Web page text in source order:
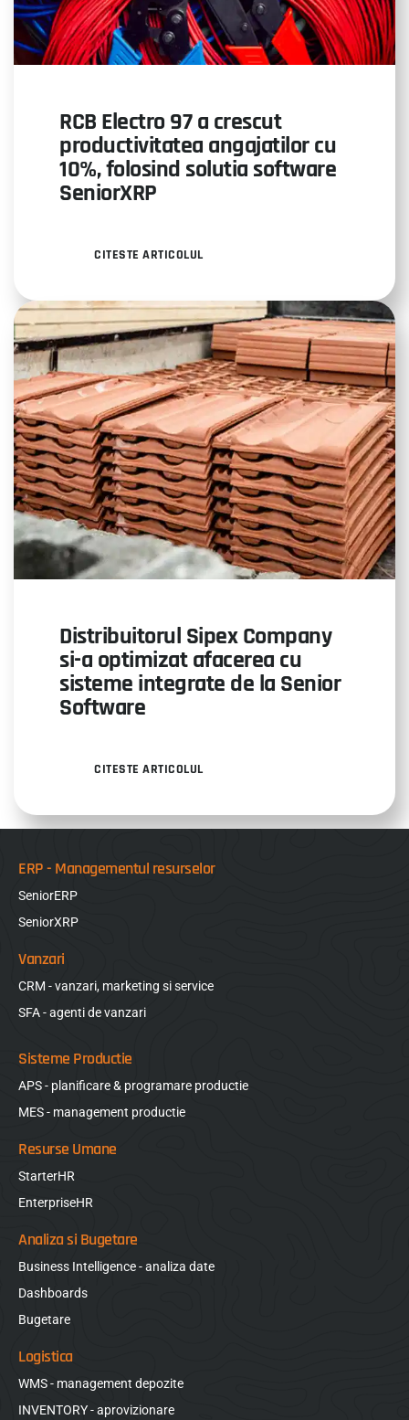
RCB Electro 97 a crescut
productivitatea angajatilor cu
10%, folosind solutia software
SeniorXRP
CITESTE ARTICOLUL
Distribuitorul Sipex Company
si-a optimizat afacerea cu
sisteme integrate de la Senior
Software
CITESTE ARTICOLUL
ERP - Managementul resurselor
SeniorERP
SeniorXRP
Vanzari
CRM - vanzari, marketing si service
SFA - agenti de vanzari
Sisteme Productie
APS - planificare & programare productie
MES - management productie
Resurse Umane
StarterHR
EnterpriseHR
Analiza si Bugetare
Business Intelligence - analiza date
Dashboards
Bugetare
Logistica
WMS - management depozite
INVENTORY - aprovizionare